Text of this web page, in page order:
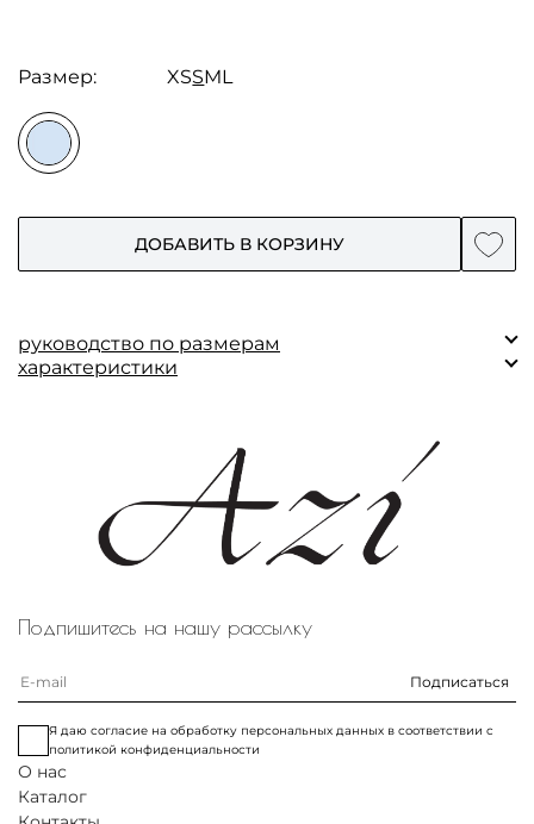
Размер: XSSML
ДОБАВИТЬ В КОРЗИНУ
руководство по размерам
Замеры (см)
XS
66 70 75
46,8 47,2
характеристики
Подкладка: 100% шелк.
Подпишитесь на нашу рассылку
Подписаться
Я даю согласие на обработку персональных данных в соответствии с
политикой конфиденциальности
О нас
Каталог